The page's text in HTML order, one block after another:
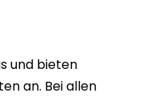
und bieten
an. Bei allen